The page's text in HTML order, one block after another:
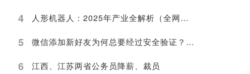
4 人形机器人：2025年产业全解析（全网最全国内外玩家排行&细分龙头）
5 微信添加新好友为何总要经过安全验证？背后原因深度解析
6 江西、江苏两省公务员降薪、裁员